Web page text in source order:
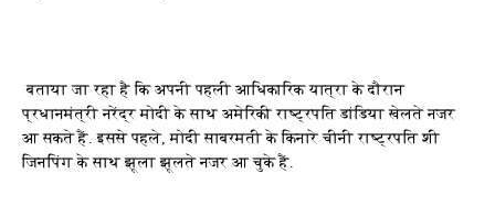
बताया जा रहा है कि अपनी पहली आधिकारिक यात्रा के दौरान
प्रधानमंत्री नरेंद्र मोदी के साथ अमेरिकी राष्ट्रपति डांडिया खेलते नजर
आ सकते हैं. इससे पहले, मोदी साबरमती के किनारे चीनी राष्ट्रपति शी
जिनपिंग के साथ झूला झूलते नजर आ चुके हैं.